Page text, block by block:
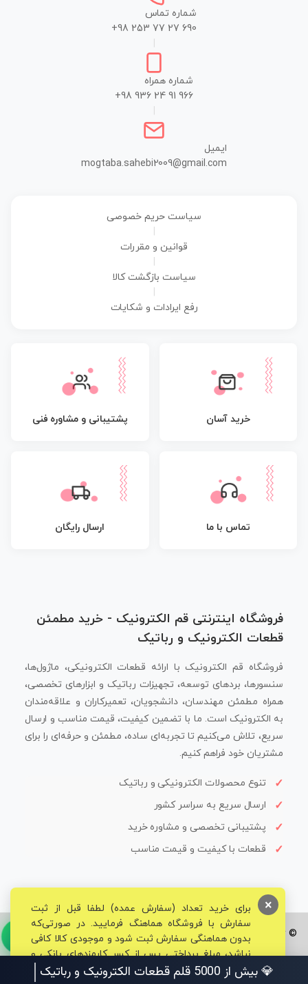
شماره تماس
+98 253 77 27 690
شماره همراه
+98 936 24 91 966
ایمیل
mogtaba.sahebi2009@gmail.com
سیاست حریم خصوصی
قوانین و مقررات
سیاست بازگشت کالا
رفع ایرادات و شکایات
خرید آسان پشتیبانی و مشاوره فنی
تماس با ما ارسال رایگان
فروشگاه اینترنتی قم الکترونیک - خرید مطمئن
قطعات الکترونیک و رباتیک
فروشگاه قم الکترونیک با ارائه قطعات الکترونیکی، ماژول‌ها،
سنسورها، بردهای توسعه، تجهیزات رباتیک و ابزارهای تخصصی،
همراه مطمئن مهندسان، دانشجویان، تعمیرکاران و علاقه‌مندان
به الکترونیک است. ما با تضمین کیفیت، قیمت مناسب و ارسال
سریع، تلاش می‌کنیم تا تجربه‌ای ساده، مطمئن و حرفه‌ای را برای
مشتریان خود فراهم کنیم.
تنوع محصولات الکترونیکی و رباتیک
ارسال سریع به سراسر کشور
پشتیبانی تخصصی و مشاوره خرید
قطعات با کیفیت و قیمت مناسب
© تمامی حقوق برای فروشگاه تخصصی قم الکترونیک محفوظ می‌باشد.
برای خرید تعداد (سفارش عمده) لطفا قبل از ثبت
سفارش با فروشگاه هماهنگ فرمایید. در صورتی‌که
بدون هماهنگی سفارش ثبت شود و موجودی کالا کافی
نباشد، مبلغ پرداختی پس از کسر کارمزدهای بانکی و
مالیاتی به حساب شما بازگشت داده خواهد شد.
×
💎 بیش از 5000 قلم قطعات الکترونیک و رباتیک